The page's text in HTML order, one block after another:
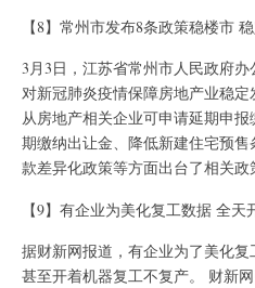
【8】常州市发布8条政策稳楼市
3月3日，江苏省常州市人民政府
对新冠肺炎疫情保障房地产业稳定
从房地产相关企业可申请延期申
期缴纳出让金、降低新建住宅预
款差异化政策等方面出台了相关政
【9】有企业为美化复工数据 全
据财新网报道，有企业为了美化复
甚至开着机器复工不复产。 财新